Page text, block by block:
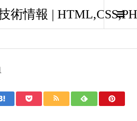
術情報 |